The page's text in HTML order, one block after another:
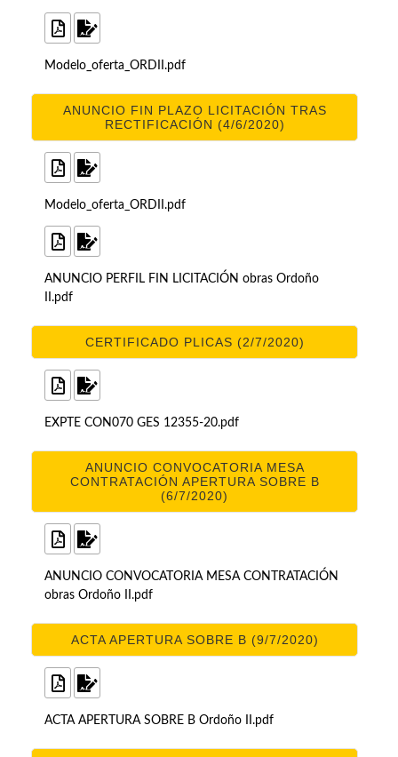
Modelo_oferta_ORDII.pdf
ANUNCIO FIN PLAZO LICITACIÓN TRAS
RECTIFICACIÓN (4/6/2020)
Modelo_oferta_ORDII.pdf
ANUNCIO PERFIL FIN LICITACIÓN obras Ordoño
II.pdf
CERTIFICADO PLICAS (2/7/2020)
EXPTE CON070 GES 12355-20.pdf
ANUNCIO CONVOCATORIA MESA
CONTRATACIÓN APERTURA SOBRE B
(6/7/2020)
ANUNCIO CONVOCATORIA MESA CONTRATACIÓN
obras Ordoño II.pdf
ACTA APERTURA SOBRE B (9/7/2020)
ACTA APERTURA SOBRE B Ordoño II.pdf